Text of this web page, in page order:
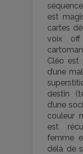
est
cartes
voix off
Cléo est
d’une
destin
d’une
couleur
est
femme
delà de